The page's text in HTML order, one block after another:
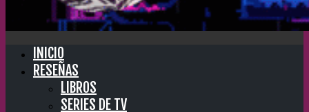
INICIO
RESEÑAS
LIBROS
SERIES DE TV